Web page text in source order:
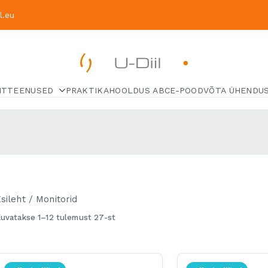
U-Diil
Pealeht
TEENUSED PRAKTIKAHOOLDUS ABCE-POODVÕTA
/ Monitorid
1–12 tulemust 27-st